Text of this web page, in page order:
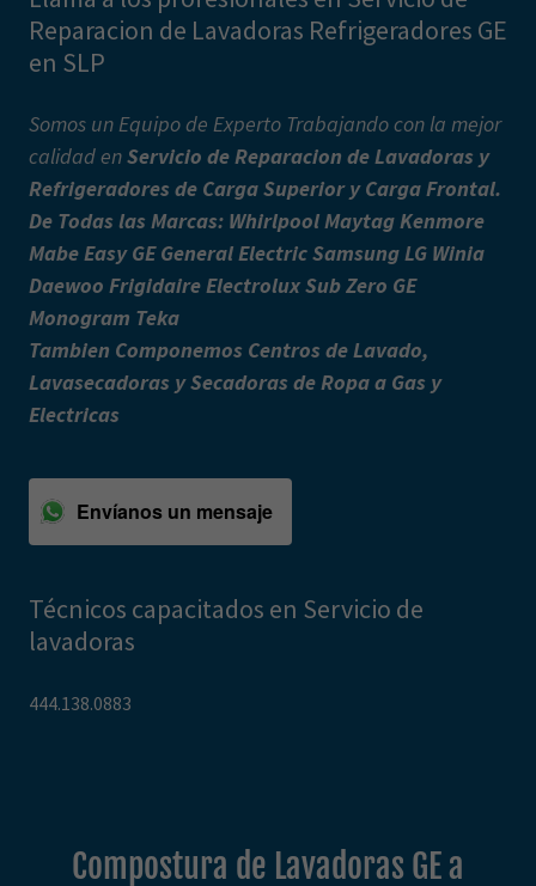
Reparacion de Lavadoras Refrigeradores GE
en SLP
Somos un Equipo de Experto Trabajando con la mejor
calidad enServicio de Reparacion de Lavadoras y
Refrigeradores de Carga Superior y Carga Frontal.
De Todas las Marcas: Whirlpool Maytag Kenmore
Mabe Easy GE General Electric Samsung LG Winia
Daewoo Frigidaire Electrolux Sub Zero GE
Monogram Teka
Tambien Componemos Centros de Lavado,
Lavasecadoras y Secadoras de Ropa a Gas y
Electricas
Envíanos un mensaje
Técnicos capacitados en Servicio de
lavadoras
444.138.0883
Compostura de Lavadoras GE a